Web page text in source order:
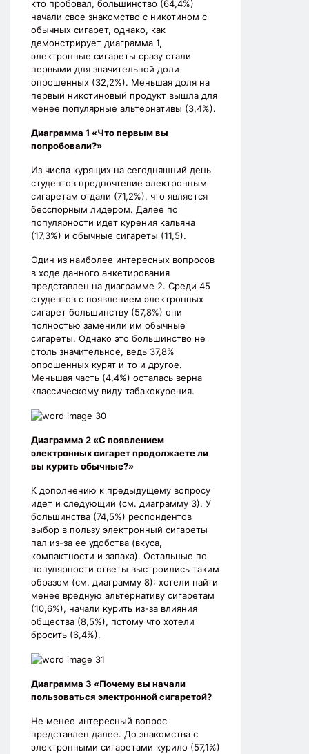
кто пробовал, большинство (64,4%)
начали свое знакомство с никотином с
обычных сигарет, однако, как
демонстрирует диаграмма 1,
электронные сигареты сразу стали
первыми для значительной доли
опрошенных (32,2%). Меньшая доля на
первый никотиновый продукт вышла для
менее популярные альтернативы (3,4%).
Диаграмма 1 «Что первым вы
попробовали?»
Из числа курящих на сегодняшний день
студентов предпочтение электронным
сигаретам отдали (71,2%), что является
бесспорным лидером. Далее по
популярности идет курения кальяна
(17,3%) и обычные сигареты (11,5).
Один из наиболее интересных вопросов
в ходе данного анкетирования
представлен на диаграмме 2. Среди 45
студентов с появлением электронных
сигарет большинству (57,8%) они
полностью заменили им обычные
сигареты. Однако это большинство не
столь значительное, ведь 37,8%
опрошенных курят и то и другое.
Меньшая часть (4,4%) осталась верна
классическому виду табакокурения.
Диаграмма 2 «С появлением
электронных сигарет продолжаете ли
вы курить обычные?»
К дополнению к предыдущему вопросу
идет и следующий (см. диаграмму 3). У
большинства (74,5%) респондентов
выбор в пользу электронный сигареты
пал из-за ее удобства (вкуса,
компактности и запаха). Остальные по
популярности ответы выстроились таким
образом (см. диаграмму 8): хотели найти
менее вредную альтернативу сигаретам
(10,6%), начали курить из-за влияния
общества (8,5%), потому что хотели
бросить (6,4%).
Диаграмма 3 «Почему вы начали
пользоваться электронной сигаретой?
Не менее интересный вопрос
представлен далее. До знакомства с
электронными сигаретами курило (57,1%)